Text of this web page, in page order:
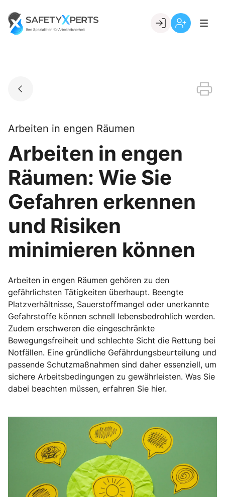
content
Go to landing page.
Arbeiten in engen Räumen
Arbeiten in engen
Räumen: Wie Sie
Gefahren erkennen
und Risiken
minimieren können
Arbeiten in engen Räumen gehören zu den
gefährlichsten Tätigkeiten überhaupt. Beengte
Platzverhältnisse, Sauerstoffmangel oder unerkannte
Gefahrstoffe können schnell lebensbedrohlich werden.
Zudem erschweren die eingeschränkte
Bewegungsfreiheit und schlechte Sicht die Rettung bei
Notfällen. Eine gründliche Gefährdungsbeurteilung und
passende Schutzmaßnahmen sind daher essenziell, um
sichere Arbeitsbedingungen zu gewährleisten. Was Sie
dabei beachten müssen, erfahren Sie hier.